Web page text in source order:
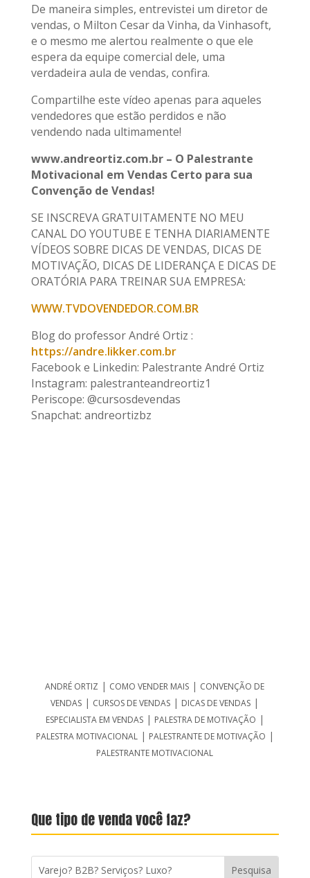
De maneira simples, entrevistei um diretor de
vendas, o Milton Cesar da Vinha, da Vinhasoft,
e o mesmo me alertou realmente o que ele
espera da equipe comercial dele, uma
verdadeira aula de vendas, confira.
Compartilhe este vídeo apenas para aqueles
vendedores que estão perdidos e não
vendendo nada ultimamente!
www.andreortiz.com.br – O Palestrante
Motivacional em Vendas Certo para sua
Convenção de Vendas!
SE INSCREVA GRATUITAMENTE NO MEU
CANAL DO YOUTUBE E TENHA DIARIAMENTE
VÍDEOS SOBRE DICAS DE VENDAS, DICAS DE
MOTIVAÇÃO, DICAS DE LIDERANÇA E DICAS DE
ORATÓRIA PARA TREINAR SUA EMPRESA:
WWW.TVDOVENDEDOR.COM.BR
Blog do professor André Ortiz :
https://andre.likker.com.br
Facebook e Linkedin: Palestrante André Ortiz
Instagram: palestranteandreortiz1
Periscope: @cursosdevendas
Snapchat: andreortizbz
ANDRÉ ORTIZ | COMO VENDER MAIS | CONVENÇÃO DE
VENDAS | CURSOS DE VENDAS | DICAS DE VENDAS |
ESPECIALISTA EM VENDAS| PALESTRA DE MOTIVAÇÃO |
PALESTRA MOTIVACIONAL | PALESTRANTE DE MOTIVAÇÃO |
PALESTRANTE MOTIVACIONAL
Que tipo de venda você faz?